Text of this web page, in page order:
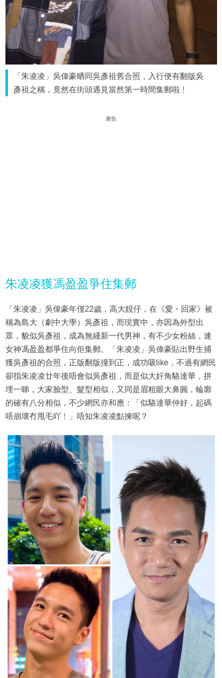
「朱凌凌」吳偉豪晒同吳彥祖舊合照，入行便有翻版吳
彥祖之稱，竟然在街頭遇見當然第一時間集郵啦﹗
廣告
朱凌凌獲馮盈盈爭住集郵
「朱凌凌」吳偉豪年僅22歲，高大靚仔，在《愛・回家》被
稱為島大（劇中大學）吳彥祖，而現實中，亦因為外型出
眾，貌似吳彥祖，成為無綫新一代男神，有不少女粉絲，連
女神馮盈盈都爭住向佢集郵。「朱凌凌」吳偉豪貼出野生捕
獲吳彥祖的合照，正版翻版撞到正，成功吸like，不過有網民
卻指朱凌凌廿年後唔會似吳彥祖，而是似大奸角駱達華，拼
埋一睇，大家臉型、髮型相似，又同是眉粗眼大鼻圓，輪廓
的確有八分相似，不少網民亦和應：「似駱達華仲好，起碼
唔崩壞冇甩毛吖﹗」唔知朱凌凌點揀呢？